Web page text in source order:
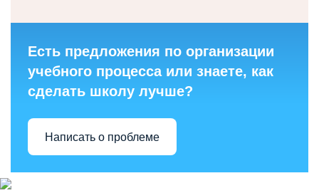
Есть предложения по организации
учебного процесса или знаете, как
сделать школу лучше?
Написать о проблеме